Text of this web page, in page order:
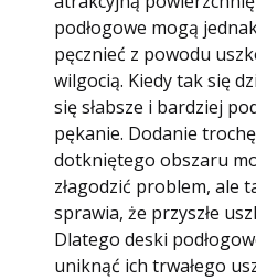
podłogowe mogą
pęcznieć z powodu
wilgocią. Kiedy tak się
się słabsze i bardziej
pękanie. Dodanie
dotkniętego obszaru
złagodzić problem, ale
sprawia, że ​​przyszłe
Dlatego deski
uniknąć ich trwałego